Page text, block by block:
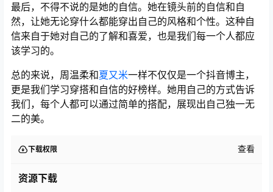
最后，不得不说的是她的自信。她在镜头前的自信和自
然，让她无论穿什么都能穿出自己的风格和个性。这种自
信来自于她对自己的了解和喜爱，也是我们每一个人都应
该学习的。
总的来说，周温柔和夏又米一样不仅仅是一个抖音博主，
更是我们学习穿搭和自信的好榜样。她用自己的方式告诉
我们，每个人都可以通过简单的搭配，展现出自己独一无
二的美。
下载权限 查看
资源下载